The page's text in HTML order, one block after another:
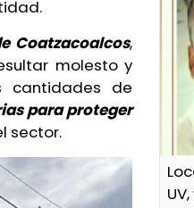
Coatzacoalcos,
molesto y
cantidades de
para proteger
sector.